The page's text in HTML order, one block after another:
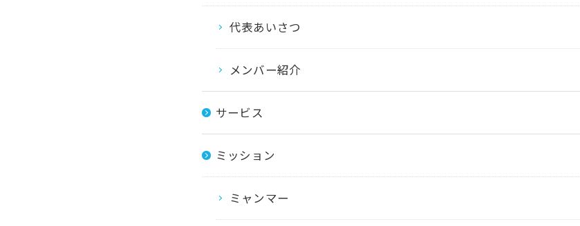
代表あいさつ
メンバー紹介
サービス
ミッション
ミャンマー